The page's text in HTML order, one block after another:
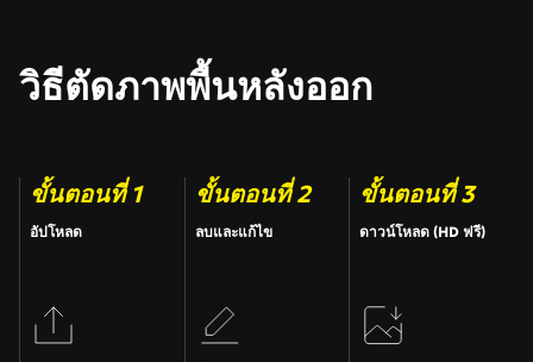
วิธีตัดภาพพื้นหลังออก
ขั้นตอนที่ 1
อัปโหลด
ขั้นตอนที่ 2
ลบและแก้ไข
ขั้นตอนที่ 3
ดาวน์โหลด (HD ฟรี)